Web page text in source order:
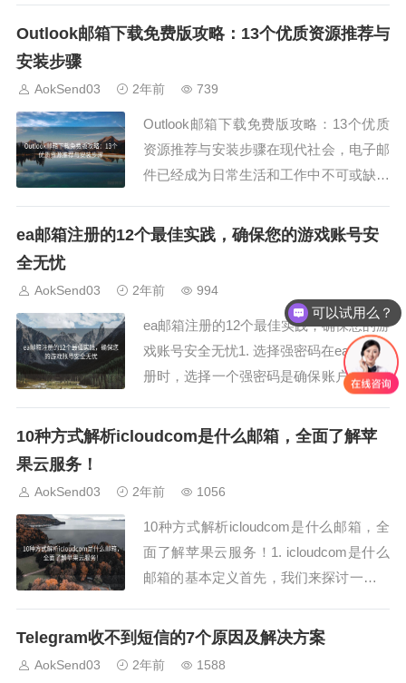
开发者社区。CSDN不仅是开发者的天
项服务，通过csdn邮箱注...
Outlook邮箱下载免费版攻略：13个优质资源推荐与
安装步骤
AokSend03 2年前 739
Outlook邮箱下载免费版攻略：13个优质
资源推荐与安装步骤在现代社会，电子邮
件已经成为日常生活和工作中不可或缺的
微软推出的一款邮箱客户端，深受广大用
详细介绍13个优质资源，并提...
ea邮箱注册的12个最佳实践，确保您的游戏账号安
全无忧
AokSend03 2年前 994
ea邮箱注册的12个最佳实践，确保您的游
戏账号安全无忧1. 选择强密码在ea邮箱注
册时，选择一个强密码是确保账户安全的
和特殊字符，并且长度至少为8位。避免
的安全性，建议启用双重验证功能。...
10种方式解析icloudcom是什么邮箱，全面了解苹
果云服务！
AokSend03 2年前 1056
10种方式解析icloudcom是什么邮箱，全
面了解苹果云服务！1. icloudcom是什么
邮箱的基本定义首先，我们来探讨一下icl
公司提供的云服务邮箱，用户可以通过这
Telegram收不到短信的7个原因及解决方案
AokSend03 2年前 1588
可以试用么？